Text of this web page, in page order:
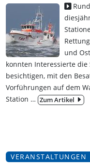
und
konnten Interessierte
besichtigen, mit den
Vorführungen auf dem
Station … Zum Artikel
VERANSTALTUNGEN